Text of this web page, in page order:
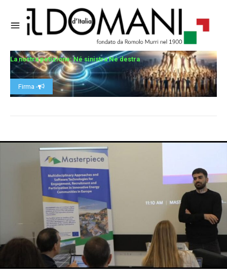
La nostra petizione: Né sinistra Né destra
Firma -